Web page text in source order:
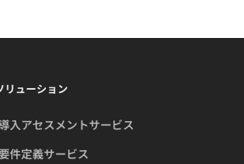
リューション
入アセスメントサービス
件定義サービス